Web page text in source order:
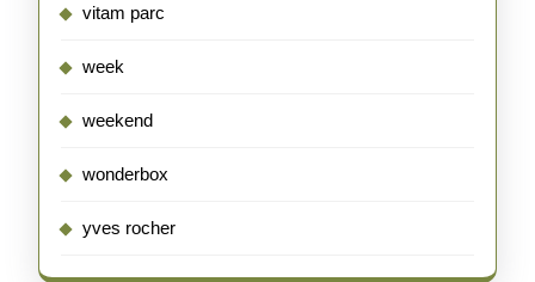
vitam parc
week
weekend
wonderbox
yves rocher